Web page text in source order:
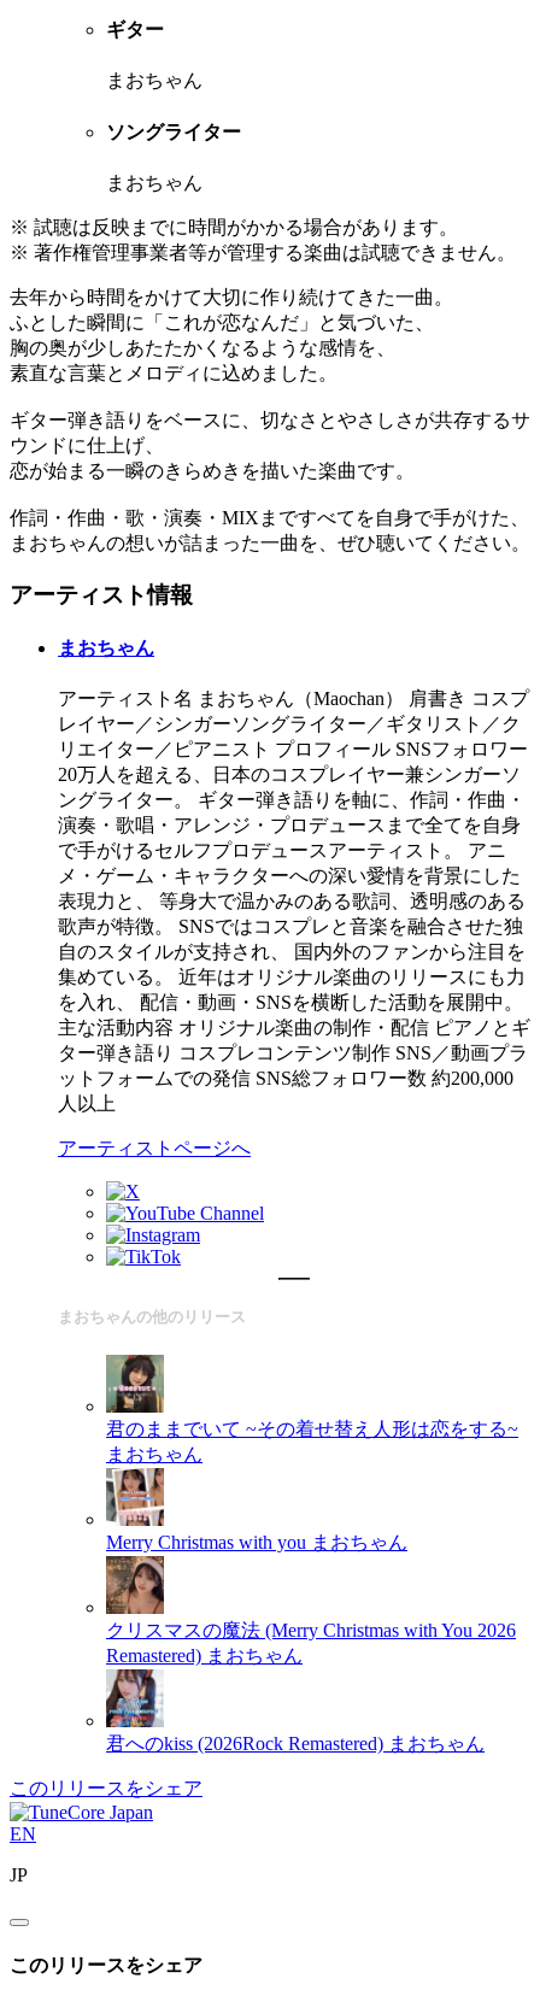
ギター
まおちゃん
ソングライター
まおちゃん
※ 試聴は反映までに時間がかかる場合があります。
※ 著作権管理事業者等が管理する楽曲は試聴できません。
去年から時間をかけて大切に作り続けてきた一曲。
ふとした瞬間に「これが恋なんだ」と気づいた、
胸の奥が少しあたたかくなるような感情を、
素直な言葉とメロディに込めました。
ギター弾き語りをベースに、切なさとやさしさが共存するサ
ウンドに仕上げ、
恋が始まる一瞬のきらめきを描いた楽曲です。
作詞・作曲・歌・演奏・MIXまですべてを自身で手がけた、
まおちゃんの想いが詰まった一曲を、ぜひ聴いてください。
アーティスト情報
まおちゃん
アーティスト名 まおちゃん（Maochan） 肩書き コスプ
レイヤー／シンガーソングライター／ギタリスト／ク
リエイター／ピアニスト プロフィール SNSフォロワー
20万人を超える、日本のコスプレイヤー兼シンガーソ
ングライター。 ギター弾き語りを軸に、作詞・作曲・
演奏・歌唱・アレンジ・プロデュースまで全てを自身
で手がけるセルフプロデュースアーティスト。 アニ
メ・ゲーム・キャラクターへの深い愛情を背景にした
表現力と、 等身大で温かみのある歌詞、透明感のある
歌声が特徴。 SNSではコスプレと音楽を融合させた独
自のスタイルが支持され、 国内外のファンから注目を
集めている。 近年はオリジナル楽曲のリリースにも力
を入れ、 配信・動画・SNSを横断した活動を展開中。
主な活動内容 オリジナル楽曲の制作・配信 ピアノとギ
ター弾き語り コスプレコンテンツ制作 SNS／動画プラ
ットフォームでの発信 SNS総フォロワー数 約200,000
人以上
アーティストページへ
まおちゃんの他のリリース
君のままでいて ~その着せ替え人形は恋をする~
まおちゃん
Merry Christmas with you まおちゃん
クリスマスの魔法 (Merry Christmas with You 2026
Remastered) まおちゃん
君へのkiss (2026Rock Remastered) まおちゃん
このリリースをシェア
EN
JP
このリリースをシェア